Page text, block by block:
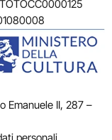
Emanuele II, 287 –